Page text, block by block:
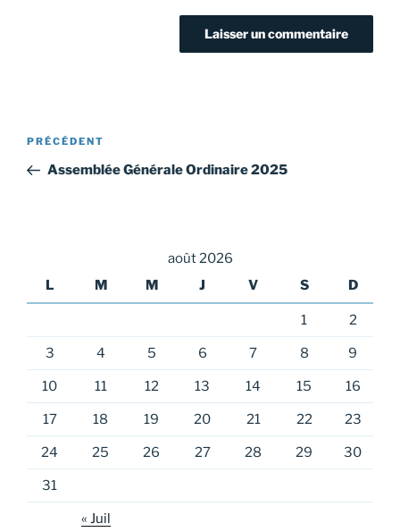
Navigation
l’article
Article
précédent
PRÉCÉDENT
Assemblée Générale Ordinaire 2025
août 2026
L
M M J V S D
1 2
3 4 5 6 7 8 9
10 11 12 13 14 15 16
17 18 19 20 21 22 23
24 25 26 27 28 29 30
31
« Juil